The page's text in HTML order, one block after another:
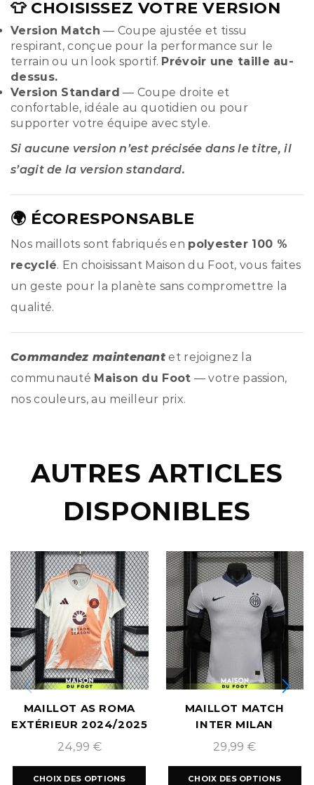
👕 CHOISISSEZ VOTRE VERSION
Version Match — Coupe ajustée et tissu
respirant, conçue pour la performance sur le
terrain ou un look sportif. Prévoir une taille au-
dessus.
Version Standard — Coupe droite et
confortable, idéale au quotidien ou pour
supporter votre équipe avec style.
Si aucune version n’est précisée dans le titre, il
s’agit de la version standard.
🌍 ÉCORESPONSABLE
Nos maillots sont fabriqués en polyester 100 %
recyclé. En choisissant Maison du Foot, vous faites
un geste pour la planète sans compromettre la
qualité.
Commandez maintenant et rejoignez la
communauté Maison du Foot — votre passion,
nos couleurs, au meilleur prix.
AUTRES ARTICLES
DISPONIBLES
MAILLOT AS ROMA
EXTÉRIEUR 2024/2025
24,99 €
CHOIX DES OPTIONS
MAILLOT MATCH
INTER MILAN
EXTÉRIEUR 2024/2025
29,99 €
CHOIX DES OPTIONS